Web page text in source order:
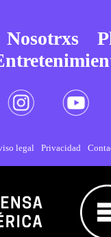
Nosotrxs
legal Privacidad